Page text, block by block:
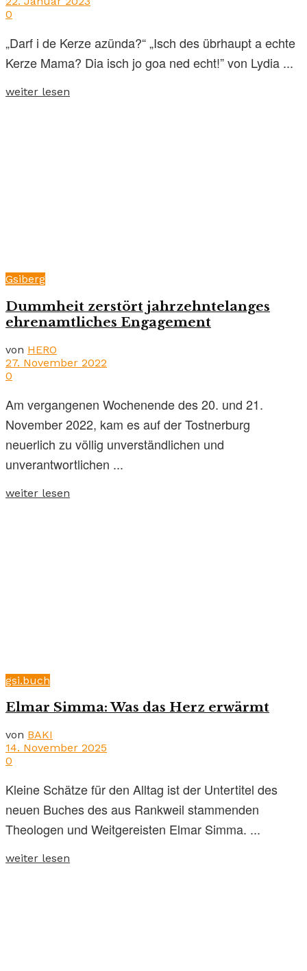
0
„Darf i de Kerze azünda?“ „Isch des übrhaupt a echte
Kerze Mama? Dia isch jo goa ned echt!” von Lydia ...
weiter lesen
Gsiberg
Dummheit zerstört jahrzehntelanges
ehrenamtliches Engagement
von HERO
27. November 2022
0
Am vergangenen Wochenende des 20. und 21.
November 2022, kam es auf der Tostnerburg
neuerlich zu völlig unverständlichen und
unverantwortlichen ...
weiter lesen
gsi.buch
Elmar Simma: Was das Herz erwärmt
von BAKI
14. November 2025
0
Kleine Schätze für den Alltag ist der Untertitel des
neuen Buches des aus Rankweil stammenden
Theologen und Weitgereisten Elmar Simma. ...
weiter lesen